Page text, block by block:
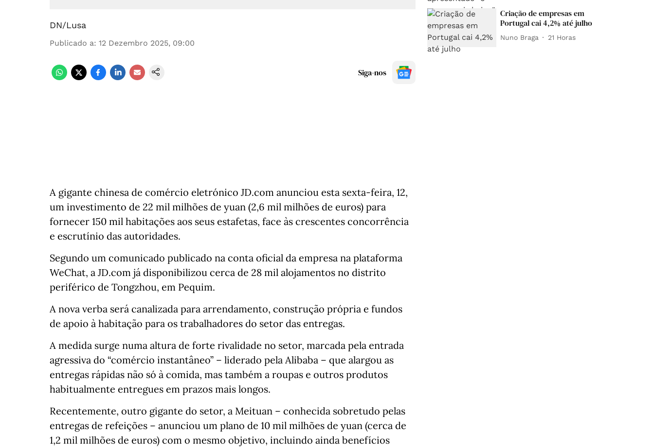
DN/Lusa
Publicado a: 12 Dezembro 2025, 09:00
Siga-nos
A gigante chinesa de comércio eletrónico JD.com anunciou esta sexta-feira, 12,
um investimento de 22 mil milhões de yuan (2,6 mil milhões de euros) para
fornecer 150 mil habitações aos seus estafetas, face às crescentes concorrência
e escrutínio das autoridades.
Segundo um comunicado publicado na conta oficial da empresa na plataforma
WeChat, a JD.com já disponibilizou cerca de 28 mil alojamentos no distrito
periférico de Tongzhou, em Pequim.
A nova verba será canalizada para arrendamento, construção própria e fundos
de apoio à habitação para os trabalhadores do setor das entregas.
A medida surge numa altura de forte rivalidade no setor, marcada pela entrada
agressiva do “comércio instantâneo” – liderado pela Alibaba – que alargou as
entregas rápidas não só à comida, mas também a roupas e outros produtos
habitualmente entregues em prazos mais longos.
Recentemente, outro gigante do setor, a Meituan – conhecida sobretudo pelas
entregas de refeições – anunciou um plano de 10 mil milhões de yuan (cerca de
1,2 mil milhões de euros) com o mesmo objetivo, incluindo ainda benefícios
Criação de empresas em
Portugal cai 4,2% até julho
Nuno Braga 21 Horas